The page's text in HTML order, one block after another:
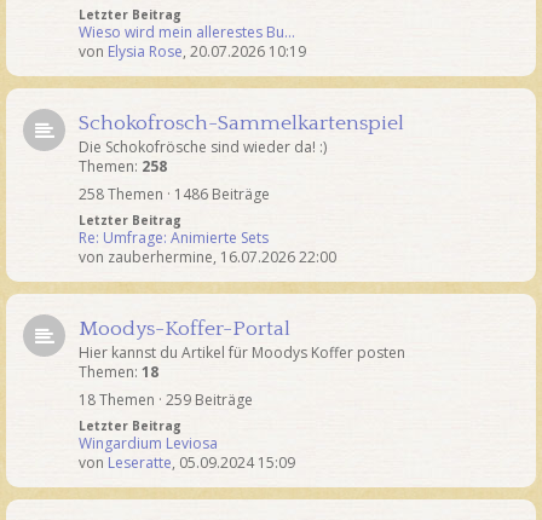
Letzter Beitrag
Wieso wird mein allerestes Bu…
von Elysia Rose, 20.07.2026 10:19
Schokofrosch-Sammelkartenspiel
Die Schokofrösche sind wieder da! :)
Themen: 258
258 Themen · 1486 Beiträge
Letzter Beitrag
Re: Umfrage: Animierte Sets
von zauberhermine, 16.07.2026 22:00
Moodys-Koffer-Portal
Hier kannst du Artikel für Moodys Koffer posten
Themen: 18
18 Themen · 259 Beiträge
Letzter Beitrag
Wingardium Leviosa
von Leseratte, 05.09.2024 15:09